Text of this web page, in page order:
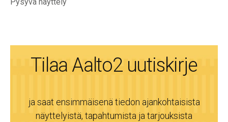
Tilaa Aalto2 uutiskirje
ja saat ensimmäisenä tiedon ajankohtaisista
näyttelyistä, tapahtumista ja tarjouksista